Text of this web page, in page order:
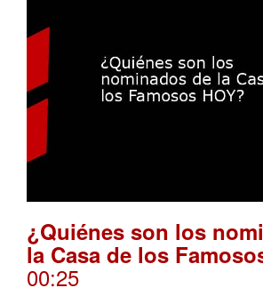
¿Quiénes son los
la Casa de los
00:25